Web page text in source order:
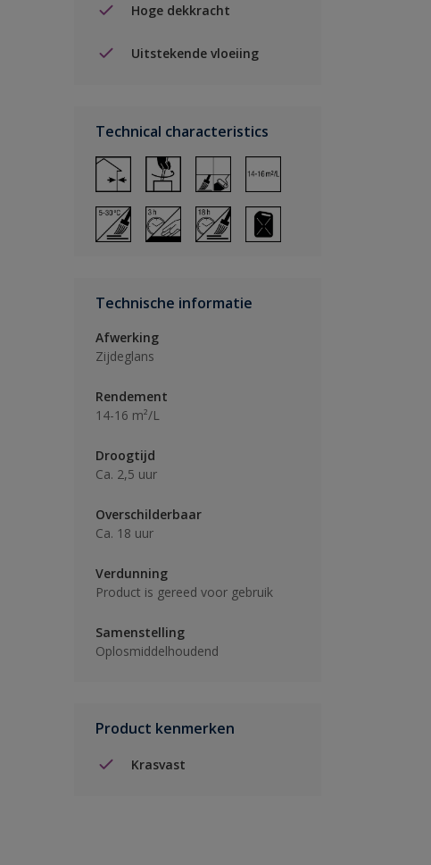
Hoge dekkracht
Uitstekende vloeiing
Technical characteristics
Technische informatie
Afwerking
Zijdeglans
Rendement
14-16 m²/L
Droogtijd
Ca. 2,5 uur
Overschilderbaar
Ca. 18 uur
Verdunning
Product is gereed voor gebruik
Samenstelling
Oplosmiddelhoudend
Product kenmerken
Krasvast